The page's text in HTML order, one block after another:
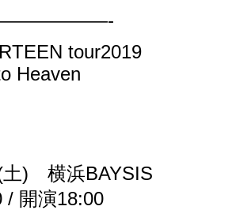
tour2019
Heaven
土) 横浜BAYSIS
/ 開演18:00